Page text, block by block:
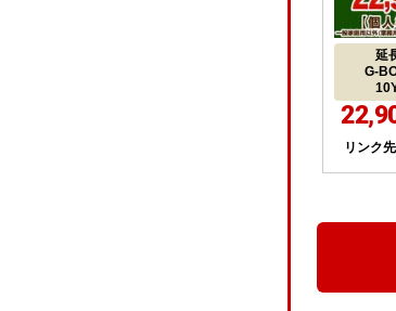
延
G-
リンク